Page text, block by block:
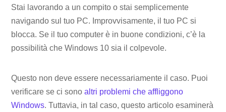
Stai lavorando a un compito o stai semplicemente
navigando sul tuo PC. Improvvisamente, il tuo PC si
blocca. Se il tuo computer è in buone condizioni, c’è la
possibilità che Windows 10 sia il colpevole.
Questo non deve essere necessariamente il caso. Puoi
verificare se ci sonoaltri problemi che affliggono
Windows. Tuttavia, in tal caso, questo articolo esaminerà